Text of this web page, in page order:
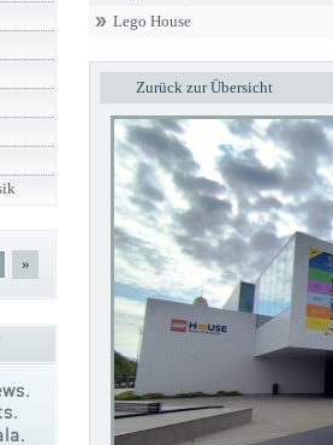
Lego House
Zurück zur Übersicht
»